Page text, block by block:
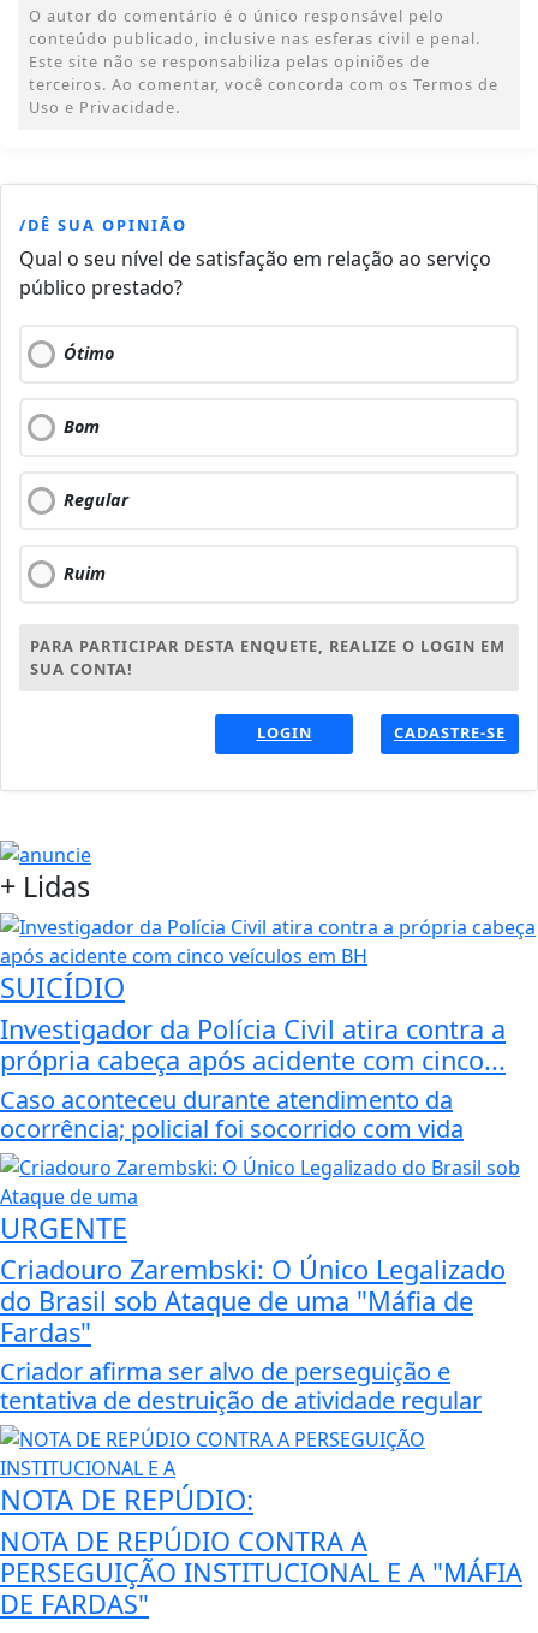
O autor do comentário é o único responsável pelo
conteúdo publicado, inclusive nas esferas civil e penal.
Este site não se responsabiliza pelas opiniões de
terceiros. Ao comentar, você concorda com os Termos de
Uso e Privacidade.
/DÊ SUA OPINIÃO
Qual o seu nível de satisfação em relação ao serviço
público prestado?
Ótimo
Bom
Regular
Ruim
PARA PARTICIPAR DESTA ENQUETE, REALIZE O LOGIN EM
SUA CONTA!
LOGIN CADASTRE-SE
+ Lidas
SUICÍDIO
Investigador da Polícia Civil atira contra a
própria cabeça após acidente com cinco...
Caso aconteceu durante atendimento da
ocorrência; policial foi socorrido com vida
URGENTE
Criadouro Zarembski: O Único Legalizado
do Brasil sob Ataque de uma "Máfia de
Fardas"
Criador afirma ser alvo de perseguição e
tentativa de destruição de atividade regular
NOTA DE REPÚDIO:
NOTA DE REPÚDIO CONTRA A
PERSEGUIÇÃO INSTITUCIONAL E A "MÁFIA
DE FARDAS"